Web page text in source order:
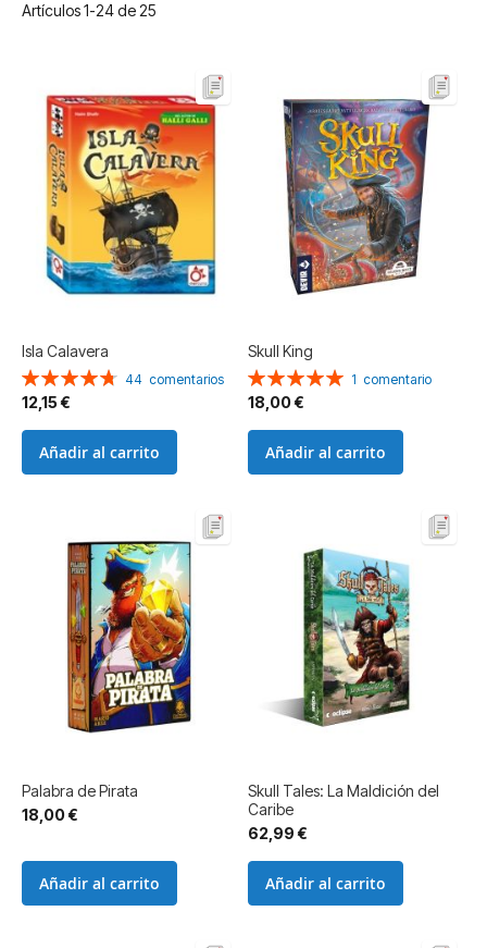
Artículos1-24de 25
Isla Calavera
Valoración:
95%
44 comentarios
12,15 €
Añadir al carrito
Skull King
Valoración:
100%
1 comentario
18,00 €
Añadir al carrito
Palabra de Pirata
18,00 €
Añadir al carrito
Skull Tales: La Maldición del
Caribe
62,99 €
Añadir al carrito